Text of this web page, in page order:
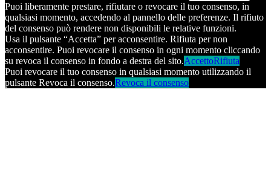
Puoi liberamente prestare, rifiutare o revocare il tuo consenso, in
qualsiasi momento, accedendo al pannello delle preferenze. Il rifiuto
del consenso può rendere non disponibili le relative funzioni.
Usa il pulsante “Accetta” per acconsentire. Rifiuta per non
acconsentire. Puoi revocare il consenso in ogni momento cliccando
su revoca il consenso in fondo a destra del sito.AccettoRifiuta
Puoi revocare il tuo consenso in qualsiasi momento utilizzando il
pulsante Revoca il consenso.Revoca il consenso